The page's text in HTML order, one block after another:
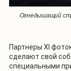
Огнедышащий
Партнеры XI
сделают свой
специальными